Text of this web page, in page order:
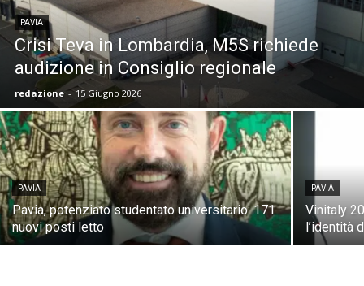
PAVIA
Crisi Teva in Lombardia, M5S richiede
audizione in Consiglio regionale
redazione - 15 Giugno 2026
PAVIA
Pavia, potenziato studentato universitario: 171
nuovi posti letto
PAVIA
Vinitaly
l’identità